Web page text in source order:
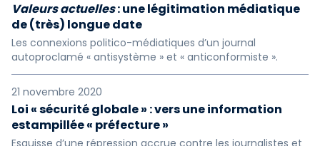
Valeurs actuelles: une légitimation médiatique
de (très) longue date
Les connexions politico-médiatiques d’un journal
autoproclamé « antisystème » et « anticonformiste ».
21 novembre 2020
Loi « sécurité globale » : vers une information
estampillée « préfecture »
Esquisse d’une répression accrue contre les journalistes et